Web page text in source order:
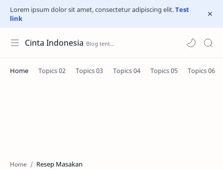
Lorem ipsum dolor sit amet, consectetur adipiscing elit.Test
link
Cinta Indonesia
Home Resep Masakan